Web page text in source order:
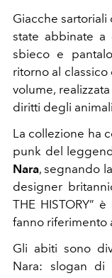
Giacche
state abbinate a
sbieco e
ritorno al
volume,
diritti degli
La collezione ha
punk del
Nara, segnando
designer
THE HISTORY”
fanno riferimento
Gli abiti sono
Nara: slogan di